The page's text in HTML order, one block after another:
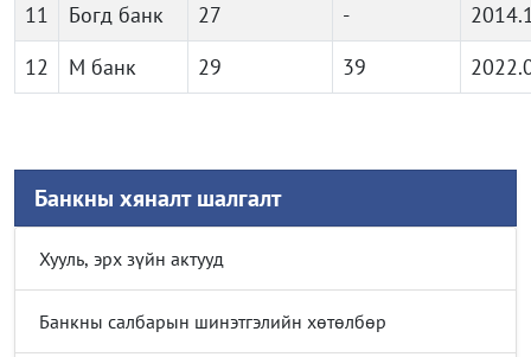
11 Богд банк 27 -
12
М банк 29 39
Банкны хяналт шалгалт
Хууль, эрх зүйн актууд
Банкны салбарын шинэтгэлийн хөтөлбөр